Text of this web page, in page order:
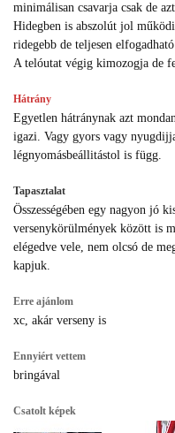
minimálisan csavarja csak de
Hidegben is abszolút jol
ridegebb de teljesen
A telóutat végig kimozogja de
Hátrány
Egyetlen hátránynak azt
igazi. Vagy gyors vagy
légnyomásbeállitástol is függ.
Tapasztalat
Összességében egy nagyon jó
versenykörülmények között is
elégedve vele, nem olcsó de
kapjuk.
Erre ajánlom
xc, akár verseny is
Ennyiért vettem
bringával
Csatolt képek